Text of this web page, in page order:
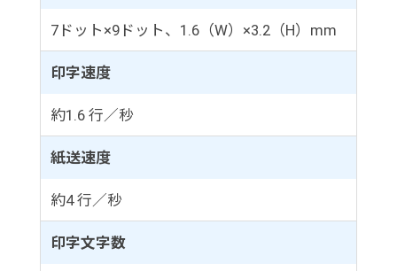
7ドット×9ドット、1.6（W）×3.2（H）mm
印字速度
約1.6 行／秒
紙送速度
約4 行／秒
印字文字数